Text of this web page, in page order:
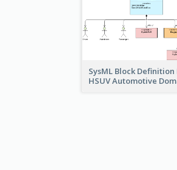
SysML Block
HSUV Automotive